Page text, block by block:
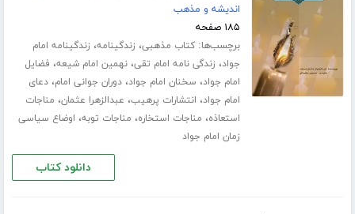
اندیشه و مذهب
۱۸۵ صفحه
برچسب‌ها:کتاب مذهبی، زندگینامه، زندگینامه امام
جواد، زندگی نامه امام تقی،نهمین امام شیعه، فضایل
امام جواد، سخنان امام جواد،دوران جوانی امام،دعای
امام جواد، انتشارات پرهیب، عبدالزهرا عثمان، مناجات
استعاذه، مناجات استخاره، مناجات توبه، اوضاع سیاسی
زمان امام جواد
دانلود کتاب